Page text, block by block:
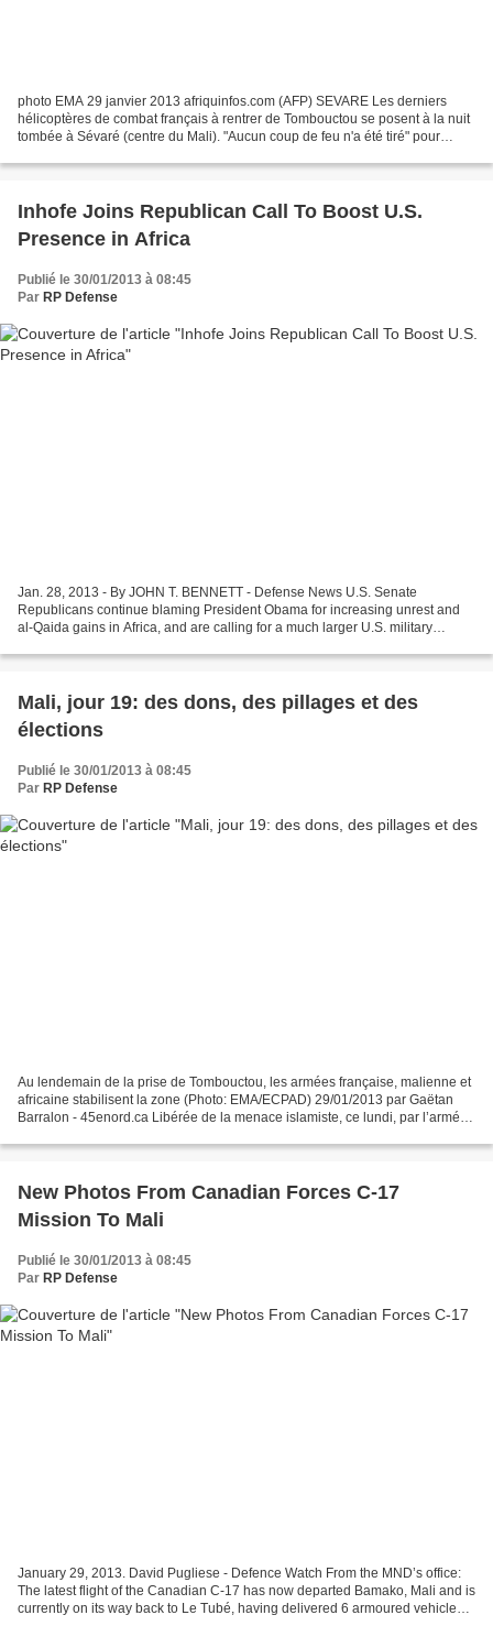
photo EMA 29 janvier 2013 afriquinfos.com (AFP) SEVARE Les derniers
hélicoptères de combat français à rentrer de Tombouctou se posent à la nuit
tombée à Sévaré (centre du Mali). "Aucun coup de feu n'a été tiré" pour
Inhofe Joins Republican Call To Boost U.S.
Presence in Africa
Publié le 30/01/2013 à 08:45
Par RP Defense
Jan. 28, 2013 - By JOHN T. BENNETT - Defense News U.S. Senate
Republicans continue blaming President Obama for increasing unrest and
al-Qaida gains in Africa, and are calling for a much larger U.S. military
Mali, jour 19: des dons, des pillages et des
élections
Publié le 30/01/2013 à 08:45
Par RP Defense
Au lendemain de la prise de Tombouctou, les armées française, malienne et
africaine stabilisent la zone (Photo: EMA/ECPAD) 29/01/2013 par Gaëtan
Barralon - 45enord.ca Libérée de la menace islamiste, ce lundi, par l’armée
New Photos From Canadian Forces C-17
Mission To Mali
Publié le 30/01/2013 à 08:45
Par RP Defense
January 29, 2013. David Pugliese - Defence Watch From the MND’s office:
The latest flight of the Canadian C-17 has now departed Bamako, Mali and is
currently on its way back to Le Tubé, having delivered 6 armoured vehicles.